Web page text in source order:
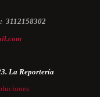
3112158302
La Reportería